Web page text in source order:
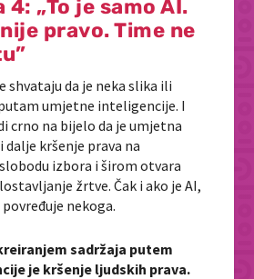
4: „To je samo AI.
pravo. Time ne
shvataju da je neka slika ili
umjetne inteligencije. I
crno na bijelo da je umjetna
kršenje prava na
izbora i širom otvara
žrtve. Čak i ako je AI,
nekoga.
sadržaja putem
je kršenje ljudskih prava.